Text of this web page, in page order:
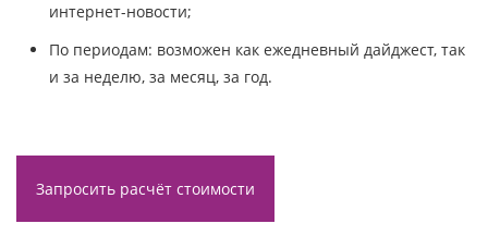
интернет-новости;
По периодам: возможен как ежедневный дайджест, так
и за неделю, за месяц, за год.
Запросить расчёт стоимости